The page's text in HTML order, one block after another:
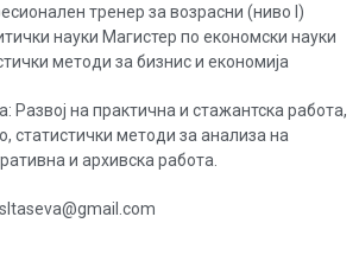
тренер за возрасни (ниво I)
науки Магистер по економски науки
методи за бизнис и економија
Развој на практична и стажантска работа,
статистички методи за анализа на
и архивска работа.